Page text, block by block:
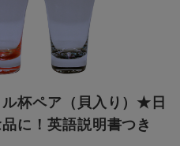
杯ペア（貝入り）★日
に！英語説明書つき